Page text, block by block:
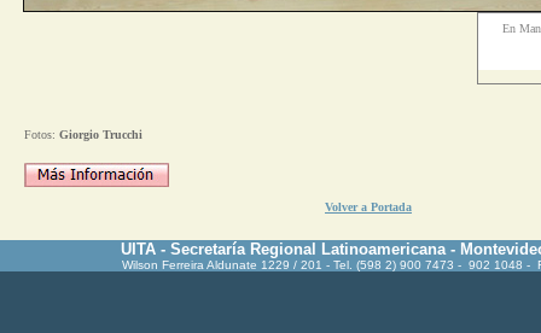
En
Fotos: Giorgio Trucchi
Volver a Portada
UITA - Secretaría Regional Latinoamericana -
Wilson Ferreira Aldunate 1229 / 201 - Tel. (598 2) 900 7473 - 902 1048 -